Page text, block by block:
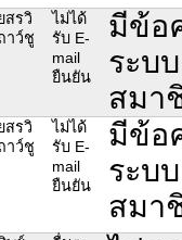
สรวิ
าว์ชู
ไม่ได้
รับ E-
mail
ยืนยัน
มีข้อ
ระบ
สมา
สรวิ
าว์ชู
ไม่ได้
รับ E-
mail
ยืนยัน
มีข้อ
ระบ
สมา